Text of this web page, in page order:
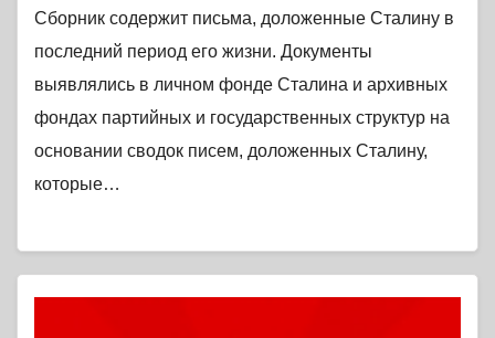
Сборник содержит письма, доложенные Сталину в
последний период его жизни. Документы
выявлялись в личном фонде Сталина и архивных
фондах партийных и государственных структур на
основании сводок писем, доложенных Сталину,
которые…